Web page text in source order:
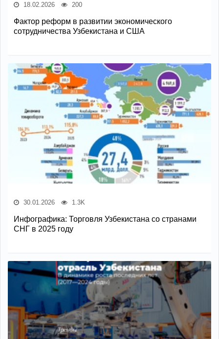
18.02.2026 200
Фактор реформ в развитии экономического
сотрудничества Узбекистана и США
30.01.2026 1.3K
Инфографика: Торговля Узбекистана со странами
СНГ в 2025 году